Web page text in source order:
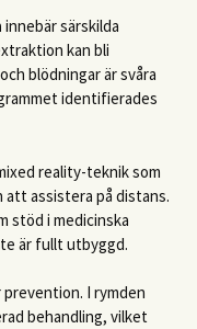
innebär särskilda
kan bli
blödningar är svåra
identifierades
reality-teknik som
assistera på distans.
stöd i medicinska
är fullt utbyggd.
prevention. I rymden
behandling, vilket